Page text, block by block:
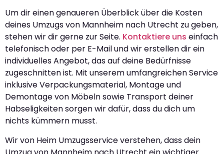
Um dir einen genaueren Überblick über die Kosten
deines Umzugs von Mannheim nach Utrecht zu geben,
stehen wir dir gerne zur Seite. Kontaktiere uns einfach
telefonisch oder per E-Mail und wir erstellen dir ein
individuelles Angebot, das auf deine Bedürfnisse
zugeschnitten ist. Mit unserem umfangreichen Service
inklusive Verpackungsmaterial, Montage und
Demontage von Möbeln sowie Transport deiner
Habseligkeiten sorgen wir dafür, dass du dich um
nichts kümmern musst.
Wir von Heim Umzugsservice verstehen, dass dein